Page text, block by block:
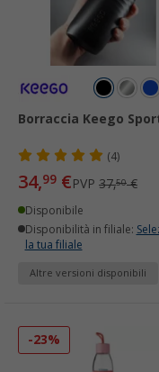
Borraccia Keego
(4)
34,99 €PVP 37,50€
Disponibile
Disponibilità in filiale:
la tua filiale
Altre versioni disponibili
-23%